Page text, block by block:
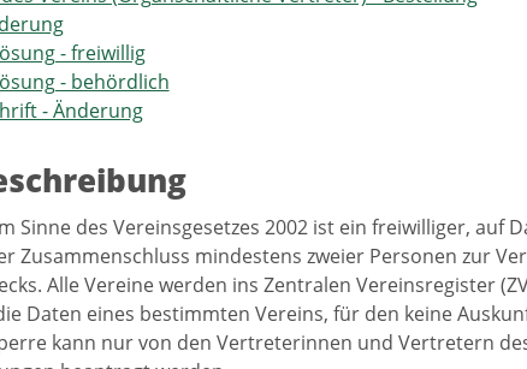
- freiwillig
- behördlich
- Änderung
Sinne des Vereinsgesetzes 2002 ist ein freiwilliger, auf
Zusammenschluss mindestens zweier Personen zur
Alle Vereine werden ins Zentralen Vereinsregister
Daten eines bestimmten Vereins, für den keine
kann nur von den Vertreterinnen und Vertretern